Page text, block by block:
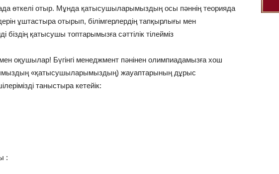
өткелі отыр. Мұнда қатысушыларымыздың осы пәннің теорияда
ұштастыра отырып, білімгерлердің тапқырлығы мен
қатысушы топтарымызға сәттілік тілейміз
оқушылар! Бүгінгі менеджмент пәнінен олимпиадамызға хош
«қатысушыларымыздың) жауаптарының дұрыс
таныстыра кетейік:
: